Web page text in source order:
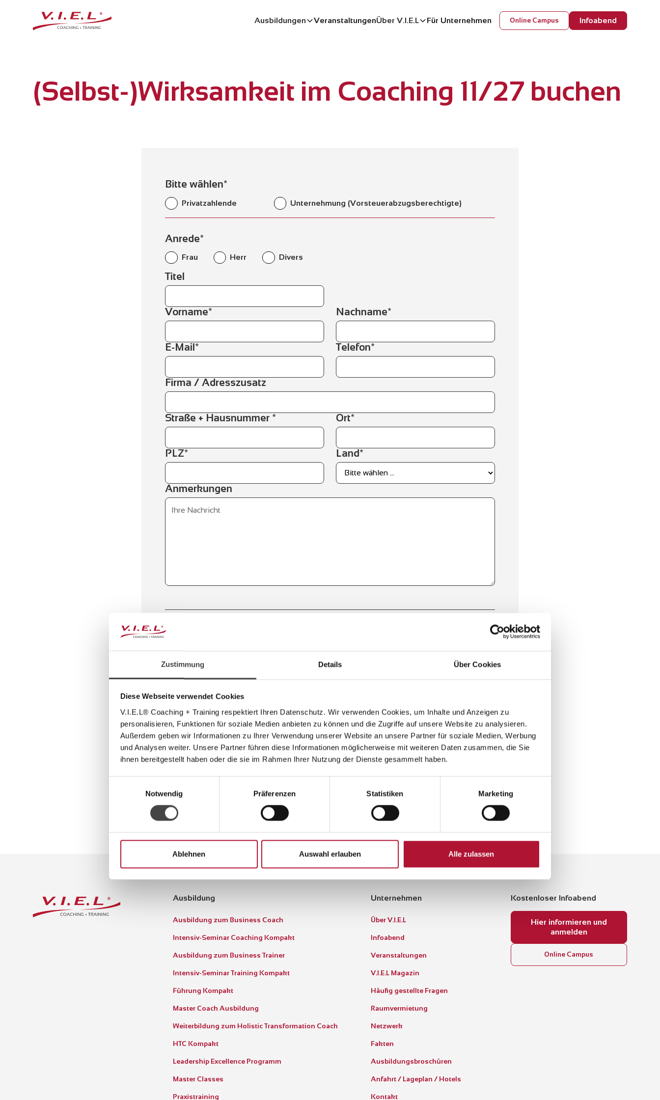
Zustimmung Details Über Cookies
Diese Webseite verwendet Cookies
V.I.E.L® Coaching + Training respektiert Ihren Datenschutz. Wir verwenden Cookies, um Inhalte und Anzeigen zu
personalisieren, Funktionen für soziale Medien anbieten zu können und die Zugriffe auf unsere Website zu analysieren.
Außerdem geben wir Informationen zu Ihrer Verwendung unserer Website an unsere Partner für soziale Medien, Werbung
und Analysen weiter. Unsere Partner führen diese Informationen möglicherweise mit weiteren Daten zusammen, die Sie
ihnen bereitgestellt haben oder die sie im Rahmen Ihrer Nutzung der Dienste gesammelt haben.
Notwendig
Präferenzen Statistiken Marketing
Ablehnen Auswahl erlauben Alle zulassen
Ausbildungen VeranstaltungenÜber V.I.E.L Für Unternehmen Online Campus Infoabend
(Selbst-)Wirksamkeit im Coaching 11/27 buchen
Bitte wählen*
Privatzahlende Unternehmung (Vorsteuerabzugsberechtigte)
Anrede*
Frau Herr Divers
Titel
Vorname* Nachname*
E-Mail* Telefon*
Firma / Adresszusatz
Straße + Hausnummer * Ort*
PLZ* Land*
Anmerkungen
* Ich habe die gelesen und akzeptiere sie.
Gesamtkosten
weiter
Ausbildung
Ausbildung zum Business Coach
Intensiv-Seminar Coaching Kompakt
Ausbildung zum Business Trainer
Intensiv-Seminar Training Kompakt
Führung Kompakt
Master Coach Ausbildung
Weiterbildung zum Holistic Transformation Coach
HTC Kompakt
Leadership Excellence Programm
Master Classes
Praxistraining
Unternehmen
Über V.I.E.L
Infoabend
Veranstaltungen
V.I.E.L Magazin
Häufig gestellte Fragen
Raumvermietung
Netzwerk
Fakten
Ausbildungsbroschüren
Anfahrt / Lageplan / Hotels
Kontakt
Kostenloser Infoabend
Hier informieren und
anmelden
Online Campus